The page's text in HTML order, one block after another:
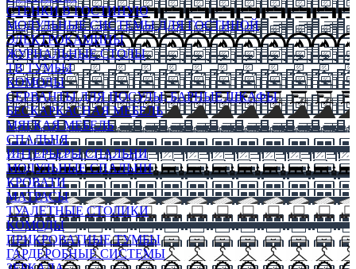
СТЕНКИ В ГОСТИНУЮ
МОДУЛЬНЫЕ СИСТЕМЫ ДЛЯ ГОСТИНОЙ
ЭЛЕКТРОКАМИНЫ
ЖУРНАЛЬНЫЕ СТОЛЫ
ТВ ТУМБЫ
КОМОДЫ
СЕРВАНТЫ ДЛЯ ПОСУДЫ, БАРНЫЕ ШКАФЫ
БЕСКАРКАСНАЯ МЕБЕЛЬ
МЯГКАЯ МЕБЕЛЬ
СПАЛЬНЯ
ИНТЕРЬЕРЫ СПАЛЬНИ
МОДУЛЬНЫЕ СПАЛЬНИ
КРОВАТИ
МАТРАСЫ
ТУАЛЕТНЫЕ СТОЛИКИ
КОМОДЫ
ПРИКРОВАТНЫЕ ТУМБЫ
ГАРДЕРОБНЫЕ СИСТЕМЫ